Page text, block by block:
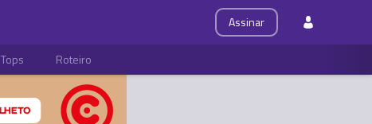
Assinar
Tops Roteiro